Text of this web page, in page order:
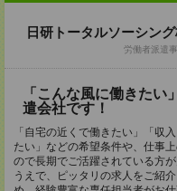
日研トータルソーシン
労働者派遣
「こんな風に働きたい
遣会社です！
「自宅の近くで働きたい」「収
たい」などの希望条件や、仕事
ので長期でご活躍されている方
うえで、ピッタリの求人をご紹